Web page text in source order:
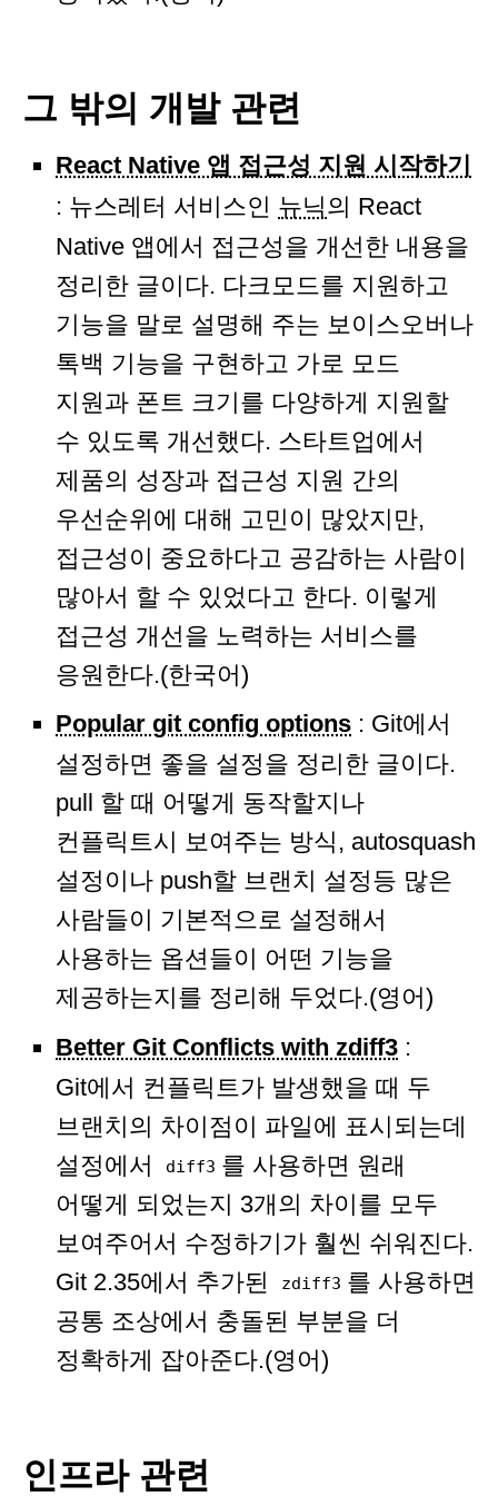
그 밖의 개발 관련
React Native 앱 접근성 지원 시작하기
: 뉴스레터 서비스인 뉴닉의 React
Native 앱에서 접근성을 개선한 내용을
정리한 글이다. 다크모드를 지원하고
기능을 말로 설명해 주는 보이스오버나
톡백 기능을 구현하고 가로 모드
지원과 폰트 크기를 다양하게 지원할
수 있도록 개선했다. 스타트업에서
제품의 성장과 접근성 지원 간의
우선순위에 대해 고민이 많았지만,
접근성이 중요하다고 공감하는 사람이
많아서 할 수 있었다고 한다. 이렇게
접근성 개선을 노력하는 서비스를
응원한다.(한국어)
Popular git config options : Git에서
설정하면 좋을 설정을 정리한 글이다.
pull 할 때 어떻게 동작할지나
컨플릭트시 보여주는 방식, autosquash
설정이나 push할 브랜치 설정등 많은
사람들이 기본적으로 설정해서
사용하는 옵션들이 어떤 기능을
제공하는지를 정리해 두었다.(영어)
Better Git Conflicts with zdiff3 :
Git에서 컨플릭트가 발생했을 때 두
브랜치의 차이점이 파일에 표시되는데
설정에서
diff3 를 사용하면 원래
어떻게 되었는지 3개의 차이를 모두
보여주어서 수정하기가 훨씬 쉬워진다.
Git 2.35에서 추가된
zdiff3 를 사용하면
공통 조상에서 충돌된 부분을 더
정확하게 잡아준다.(영어)
인프라 관련